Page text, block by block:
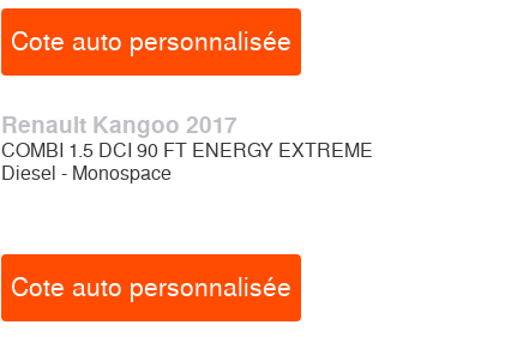
Cote auto personnalisée
Renault Kangoo 2017
COMBI 1.5 DCI 90 FT ENERGY EXTREME
Diesel - Monospace
Cote auto personnalisée